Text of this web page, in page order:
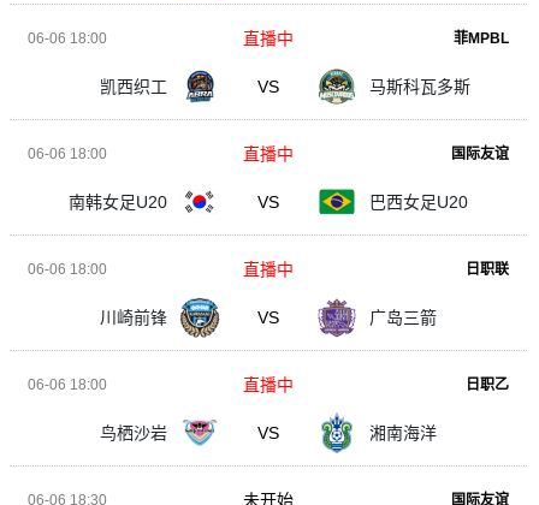
06-06 18:00 菲MPBL
凯西织工 VS 马斯科瓦多斯
直播中
06-06 18:00 国际友谊
南韩女足U20 VS 巴西女足U20
直播中
06-06 18:00 日职联
川崎前锋 VS 广岛三箭
直播中
06-06 18:00 日职乙
鸟栖沙岩 VS 湘南海洋
直播中
06-06 18:30 国际友谊
未开始